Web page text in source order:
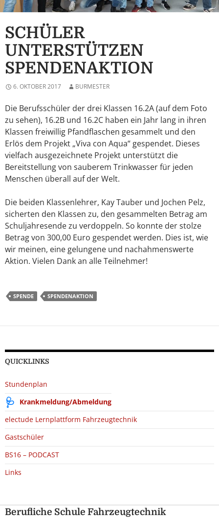
SCHÜLER
UNTERSTÜTZEN
SPENDENAKTION
6. OKTOBER 2017 BURMESTER
Die Berufsschüler der drei Klassen 16.2A (auf dem Foto
zu sehen), 16.2B und 16.2C haben ein Jahr lang in ihren
Klassen freiwillig Pfandflaschen gesammelt und den
Erlös dem Projekt „Viva con Aqua“ gespendet. Dieses
vielfach ausgezeichnete Projekt unterstützt die
Bereitstellung von sauberem Trinkwasser für jeden
Menschen überall auf der Welt.
Die beiden Klassenlehrer, Kay Tauber und Jochen Pelz,
sicherten den Klassen zu, den gesammelten Betrag am
Schuljahresende zu verdoppeln. So konnte der stolze
Betrag von 300,00 Euro gespendet werden. Dies ist, wie
wir meinen, eine gelungene und nachahmenswerte
Aktion. Vielen Dank an alle Teilnehmer!
SPENDE SPENDENAKTION
QUICKLINKS
Stundenplan
Krankmeldung/Abmeldung
electude Lernplattform Fahrzeugtechnik
Gastschüler
BS16 – PODCAST
Links
Berufliche Schule Fahrzeugtechnik